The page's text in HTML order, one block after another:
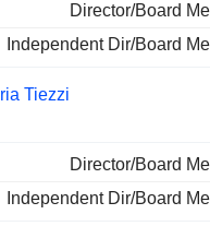
Director/Board
Independent Dir/Board
Tiezzi
Director/Board
Independent Dir/Board